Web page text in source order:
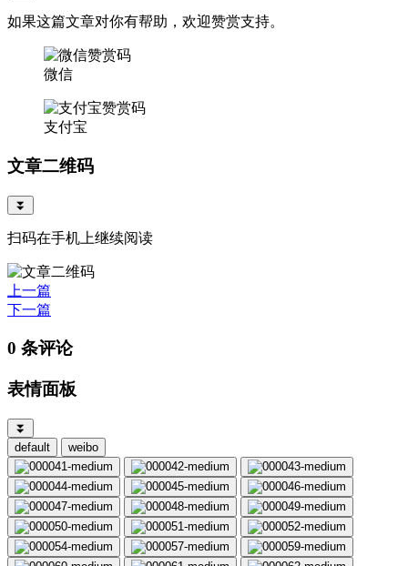
如果这篇文章对你有帮助，欢迎赞赏支持。
微信
支付宝
文章二维码
⏬
扫码在手机上继续阅读
上一篇
下一篇
0 条评论
表情面板
⏬
default
weibo